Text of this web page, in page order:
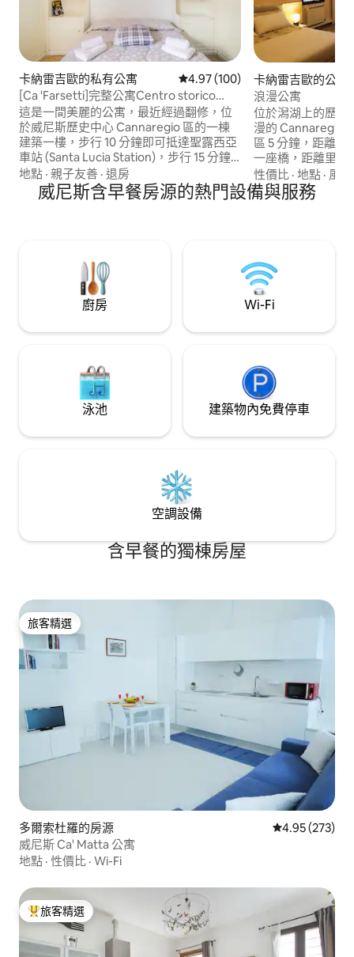
卡納雷吉歐的私有公寓 從 100 則評價中獲得 4.97 的平均
4.97 (100)
[Ca 'Farsetti]完整公寓Centro storico
Venice
這是一間美麗的公寓，最近經過翻修，位
於威尼斯歷史中心 Cannaregio 區的一棟
建築一樓，步行 10 分鐘即可抵達聖露西亞
車站 (Santa Lucia Station)，步行 15 分鐘
即可抵達里亞托橋 (Rialto)，步行 20 分鐘
即可抵達聖馬可廣場 (Piazza San
Marco)。 此房源距離著名的
過美妙浪漫又有趣的夜晚。 ▶ 無線網絡 ▶
不包含住宿稅
地點 · 親子友善 · 退房
卡納雷吉歐的公寓
浪漫公寓
位於潟湖上的歷史
漫的 Cannaregio 區 距離歐洲第一個
區 5 分鐘，距離火
一座橋，距離里亞
25 分鐘，距離利
上巴士站，3 分鐘
寓，配備所有設施
性價比 ·地點 · 風景
威尼斯含早餐房源的熱門設備與服務
廚房 Wi-Fi
泳池 建築物內免費停車
空調設備
含早餐的獨棟房屋
旅客精選
旅客精選
多爾索杜羅的房源 從 273 則評價
4.95 (273)
威尼斯 Ca' Matta 公寓
地點 · 性價比 · Wi-Fi
旅客精選榜首
旅客精選